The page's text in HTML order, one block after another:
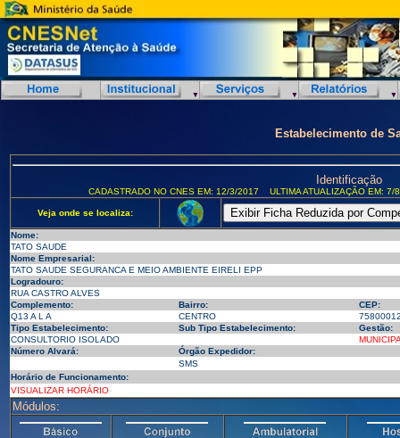
Estabelecimento de
Identificação
CADASTRADO NO CNES EM: 12/3/2017 ULTIMA ATUALIZAÇÃO EM:
Veja onde se localiza:
Nome:
TATO SAUDE
Nome Empresarial:
TATO SAUDE SEGURANCA E MEIO AMBIENTE EIRELI EPP
Logradouro:
RUA CASTRO ALVES
Complemento:
Bairro:
CEP:
Q13 A L A
CENTRO
Tipo Estabelecimento:
Sub Tipo Estabelecimento:
Gestão:
CONSULTORIO ISOLADO
Número Alvará:
Órgão Expedidor:
SMS
Horário de Funcionamento:
VISUALIZAR HORÁRIO
Módulos: